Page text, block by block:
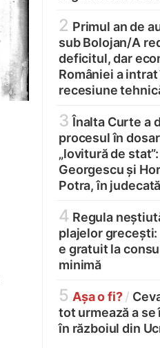
2 Primul an de
sub Bolojan/A
deficitul, dar
României a intrat
recesiune
3 Înalta Curte a
procesul în
„lovitură de
Georgescu și
Potra, în judecată
4 Regula
plajelor
e gratuit la
minimă
5 Așa o fi? /
tot urmează a se
în războiul din